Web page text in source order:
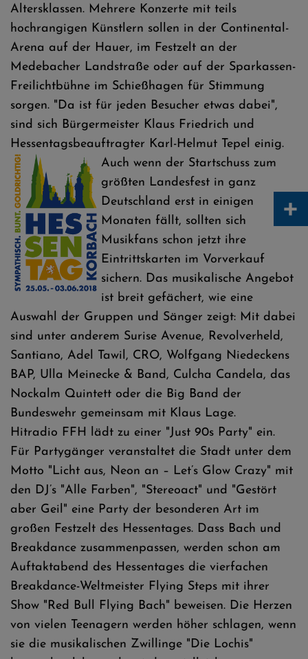
Altersklassen. Mehrere Konzerte mit teils
hochrangigen Künstlern sollen in der Continental-
Arena auf der Hauer, im Festzelt an der
Medebacher Landstraße oder auf der Sparkassen-
Freilichtbühne im Schießhagen für Stimmung
sorgen. "Da ist für jeden Besucher etwas dabei",
sind sich Bürgermeister Klaus Friedrich und
Hessentagsbeauftragter Karl-Helmut Tepel einig.
Auch wenn der Startschuss zum
größten Landesfest in ganz
Deutschland erst in einigen
Monaten fällt, sollten sich
Musikfans schon jetzt ihre
Eintrittskarten im Vorverkauf
sichern. Das musikalische Angebot
ist breit gefächert, wie eine
Auswahl der Gruppen und Sänger zeigt: Mit dabei
sind unter anderem Surise Avenue, Revolverheld,
Santiano, Adel Tawil, CRO, Wolfgang Niedeckens
BAP, Ulla Meinecke & Band, Culcha Candela, das
Nockalm Quintett oder die Big Band der
Bundeswehr gemeinsam mit Klaus Lage.
Hitradio FFH lädt zu einer "Just 90s Party" ein.
Für Partygänger veranstaltet die Stadt unter dem
Motto "Licht aus, Neon an – Let’s Glow Crazy" mit
den DJ’s "Alle Farben", "Stereoact" und "Gestört
aber Geil" eine Party der besonderen Art im
großen Festzelt des Hessentages. Dass Bach und
Breakdance zusammenpassen, werden schon am
Auftaktabend des Hessentages die vierfachen
Breakdance-Weltmeister Flying Steps mit ihrer
Show "Red Bull Flying Bach" beweisen. Die Herzen
von vielen Teenagern werden höher schlagen, wenn
sie die musikalischen Zwillinge "Die Lochis"
+